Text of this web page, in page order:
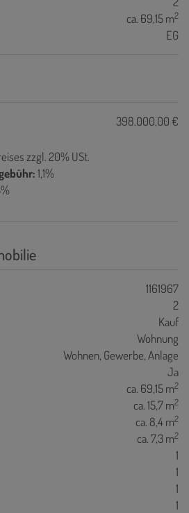
ca. 69,15 m2
EG
398.000,00 €
zzgl. 20% USt.
1,1%
1161967
2
Kauf
Wohnung
Wohnen Gewerbe Anlage
Ja
ca. 69,15 m2
ca. 15,7 m2
ca. 8,4 m2
ca. 7,3 m2
1
1
1
1